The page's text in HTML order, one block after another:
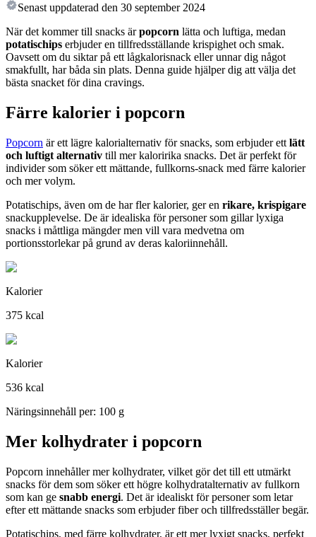
Senast uppdaterad den 30 september 2024
När det kommer till snacks ärpopcorn lätta och luftiga, medan
potatischips erbjuder en tillfredsställande krispighet och smak.
Oavsett om du siktar på ett lågkalorisnack eller unnar dig något
smakfullt, har båda sin plats. Denna guide hjälper dig att välja det
bästa snacket för dina cravings.
Färre kalorier i popcorn
Popcorn är ett lägre kalorialternativ för snacks, som erbjuder ett lätt
och luftigt alternativ till mer kaloririka snacks. Det är perfekt för
individer som söker ett mättande, fullkorns-snack med färre kalorier
och mer volym.
Potatischips, även om de har fler kalorier, ger en rikare, krispigare
snackupplevelse. De är idealiska för personer som gillar lyxiga
snacks i måttliga mängder men vill vara medvetna om
portionsstorlekar på grund av deras kaloriinnehåll.
Kalorier
375 kcal
Kalorier
536 kcal
Näringsinnehåll per: 100 g
Mer kolhydrater i popcorn
Popcorn innehåller mer kolhydrater, vilket gör det till ett utmärkt
snacks för dem som söker ett högre kolhydratalternativ av fullkorn
som kan ge snabb energi. Det är idealiskt för personer som letar
efter ett mättande snacks som erbjuder fiber och tillfredsställer begär.
Potatischips, med färre kolhydrater, är ett mer lyxigt snacks, perfekt